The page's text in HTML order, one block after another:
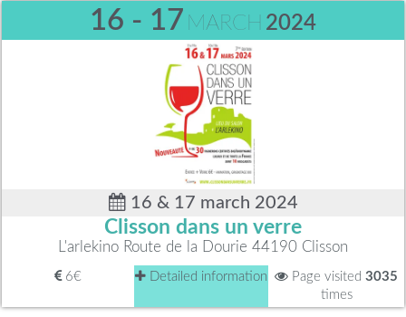
16 - 17 MARCH 2024
16 & 17 march 2024
Clisson dans un verre
L'arlekino Route de la Dourie 44190 Clisson
6€ Detailed information Page visited 3035
times